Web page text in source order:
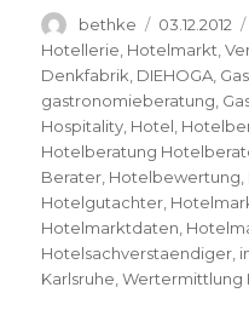
Autor
bethke
am
03.12.2012
Hotellerie Hotelmarkt ,
Denkfabrik DIEHOGA
gastronomieberatung
Hospitality Hotel
Hotelberatung
Berater Hotelbewertung
Hotelgutachter
Hotelmarktdaten
Hotelsachverstaendiger
Karlsruhe ,Wertermittlung